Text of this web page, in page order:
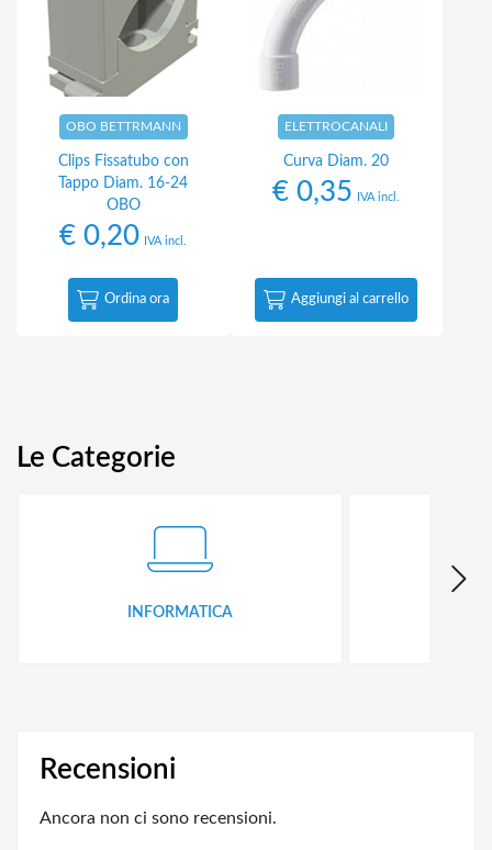
OBO BETTRMANN
Clips Fissatubo con
Tappo Diam. 16-24
OBO
€ 0,20 IVA incl.
Ordina ora
ELETTROCANALI
Curva Diam. 20
€ 0,35 IVA incl.
Aggiungi al carrello
Le Categorie
INFORMATICA
Recensioni
Ancora non ci sono recensioni.